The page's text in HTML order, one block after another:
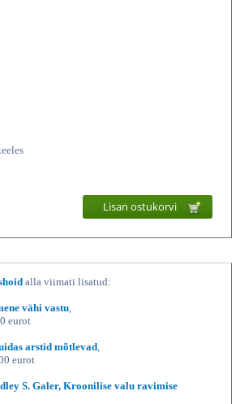
Lisan ostukorvi
alla viimati lisatud:
vähi vastu
eurot
arstid mõtlevad
eurot
S. Galer, Kroonilise valu ravimise